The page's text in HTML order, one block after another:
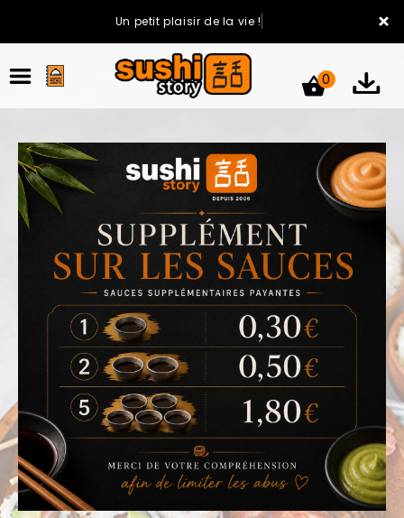
×
Un petit plaisir de la vie !
ACCUEIL
LA CARTE
VOTRE COMPTE
NOTRE RESTAURANT
VOS AVIS
MENTIONS LÉGALES
C.G.V
0